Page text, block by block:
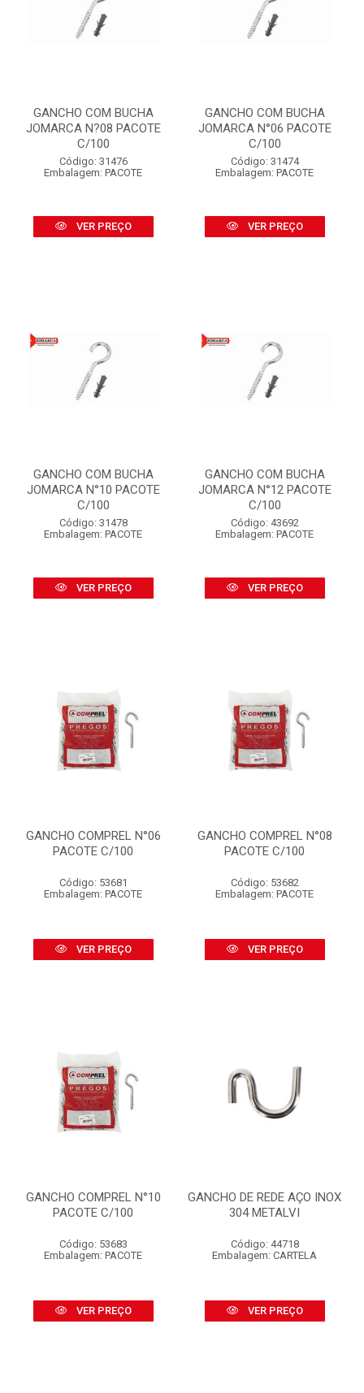
GANCHO COM BUCHA
JOMARCA N?08 PACOTE
C/100
Código: 31476
Embalagem: PACOTE
VER PREÇO
GANCHO COM BUCHA
JOMARCA N°06 PACOTE
C/100
Código: 31474
Embalagem: PACOTE
VER PREÇO
GANCHO COM BUCHA
JOMARCA N°10 PACOTE
C/100
Código: 31478
Embalagem: PACOTE
VER PREÇO
GANCHO COM BUCHA
JOMARCA N°12 PACOTE
C/100
Código: 43692
Embalagem: PACOTE
VER PREÇO
GANCHO COMPREL N°06
PACOTE C/100
Código: 53681
Embalagem: PACOTE
VER PREÇO
GANCHO COMPREL N°08
PACOTE C/100
Código: 53682
Embalagem: PACOTE
VER PREÇO
GANCHO COMPREL N°10
PACOTE C/100
Código: 53683
Embalagem: PACOTE
VER PREÇO
GANCHO DE REDE AÇO INOX
304 METALVI
Código: 44718
Embalagem: CARTELA
VER PREÇO